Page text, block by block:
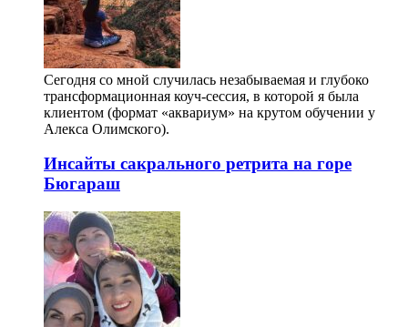
Сегодня со мной случилась незабываемая и глубоко
трансформационная коуч-сессия, в которой я была
клиентом (формат «аквариум» на крутом обучении у
Алекса Олимского).
Инсайты сакрального ретрита на горе
Бюгараш